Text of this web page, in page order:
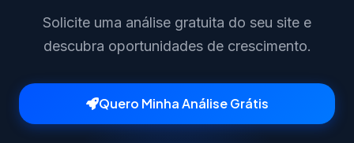
Solicite uma análise gratuita do seu site e
descubra oportunidades de crescimento.
Quero Minha Análise Grátis